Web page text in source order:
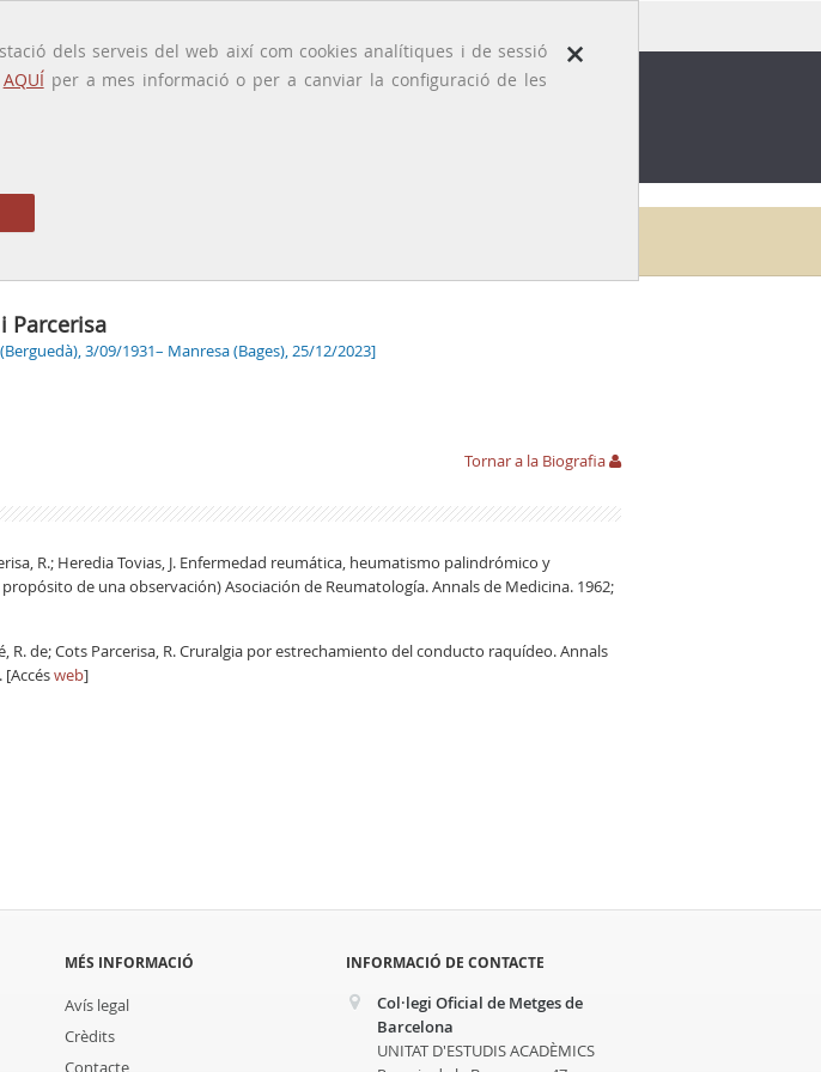
×
dels serveis del web així com cookies analítiques i de sessió
AQUÍper a mes informació o per a canviar la configuració de les
Parcerisa
3/09/1931– Manresa (Bages), 25/12/2023]
Tornar a la Biografia
R.; Heredia Tovias, J. Enfermedad reumática, heumatismo palindrómico y
de una observación) Asociación de Reumatología. Annals de Medicina. 1962;
R. de; Cots Parcerisa, R. Cruralgia por estrechamiento del conducto raquídeo. Annals
[Accésweb]
MÉS INFORMACIÓ
Avís legal
Crèdits
Contacte
INFORMACIÓ DE CONTACTE
Col·legi Oficial de Metges de
Barcelona
UNITAT D'ESTUDIS ACADÈMICS